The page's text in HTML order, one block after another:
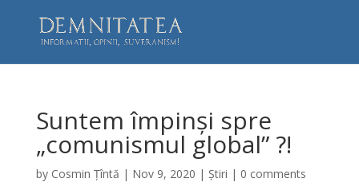
Suntem împinși spre
„comunismul global” ?!
by Cosmin Țîntă | Nov 9, 2020 | Știri | 0 comments